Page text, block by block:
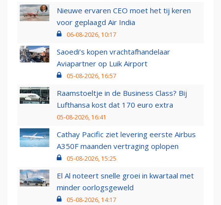
Nieuwe ervaren CEO moet het tij keren
voor geplaagd Air India
06-08-2026, 10:17
Saoedi’s kopen vrachtafhandelaar
Aviapartner op Luik Airport
05-08-2026, 16:57
Raamstoeltje in de Business Class? Bij
Lufthansa kost dat 170 euro extra
05-08-2026, 16:41
Cathay Pacific ziet levering eerste Airbus
A350F maanden vertraging oplopen
05-08-2026, 15:25
El Al noteert snelle groei in kwartaal met
minder oorlogsgeweld
05-08-2026, 14:17